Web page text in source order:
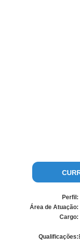
Perfil:
Área de Atuação:
Cargo:
Qualificações: